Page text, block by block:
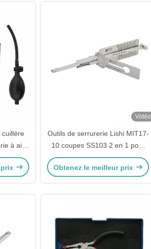
à air
lock
de
Vidéo
Outils de serrurerie Lishi MIT17-
10 coupes SS103 2 en 1 pour
ouvre-serrure de porte
Mitsubishi
Obtenez le meilleur prix